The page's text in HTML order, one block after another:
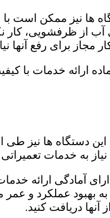
ها نیز ممکن است
از ظرفشویی، کار
برای رفع آنها
ارائه خدمات با
دستگاه ها نیز
به خدمات تعمیراتی
آمادگی ارائه
بهبود عملکرد و
دریافت کنید.